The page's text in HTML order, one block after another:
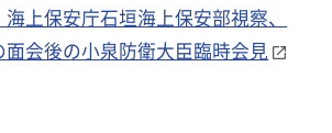
上保安庁石垣海上保安部視察、
会後の小泉防衛大臣臨時会見